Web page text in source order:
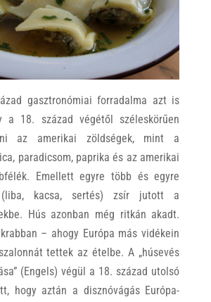
gasztronómiai forradalma azt is
a 18. század végétől széleskörűen
az amerikai zöldségek, mint a
paradicsom, paprika és az amerikai
Emellett egyre több és egyre
(liba, kacsa, sertés) zsír jutott a
Hús azonban még ritkán akadt.
– ahogy Európa más vidékein
tettek az ételbe. A „húsevés
(Engels) végül a 18. század utolsó
hogy aztán a disznóvágás Európa-